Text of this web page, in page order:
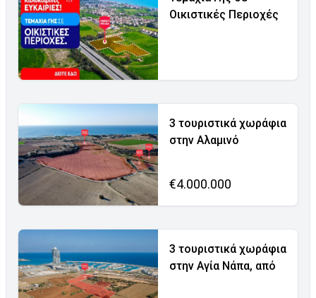
Οικιστικές Περιοχές
3 τουριστικά χωράφια
στην Αλαμινό
€4.000.000
3 τουριστικά χωράφια
στην Αγία Νάπα, από